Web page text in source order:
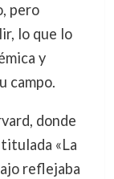
pero
lo que lo
y
campo.
donde
«La
reflejaba